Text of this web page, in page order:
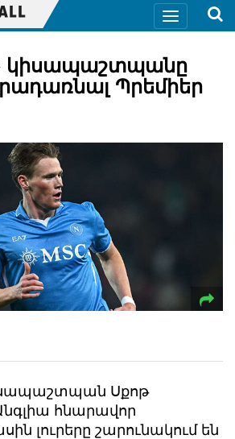
կիսապաշտպանը
Պրեմիեր
Սքոթ
հնարավոր
լուրերը շարունակում են